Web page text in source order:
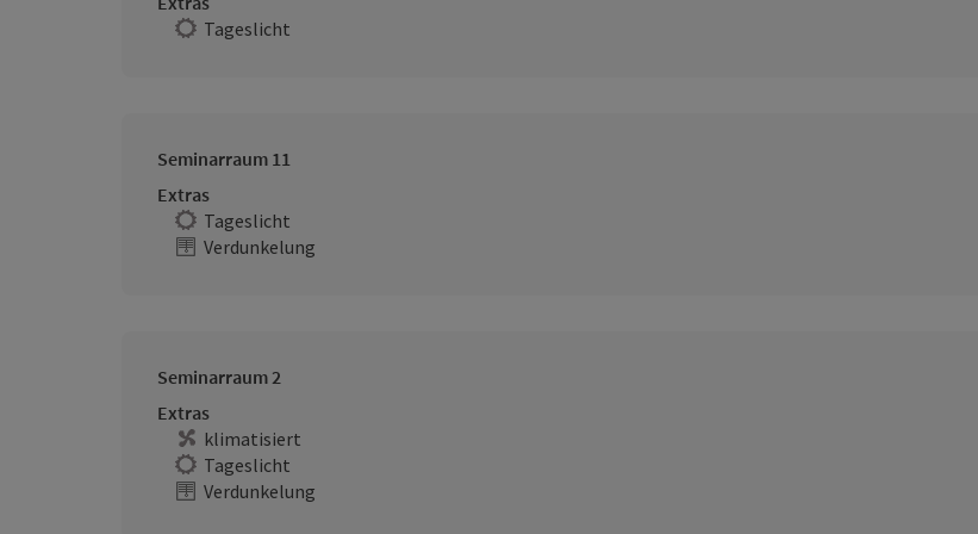
Tageslicht
Seminarraum 11
Extras
Tageslicht
Verdunkelung
Seminarraum 2
Extras
klimatisiert
Tageslicht
Verdunkelung